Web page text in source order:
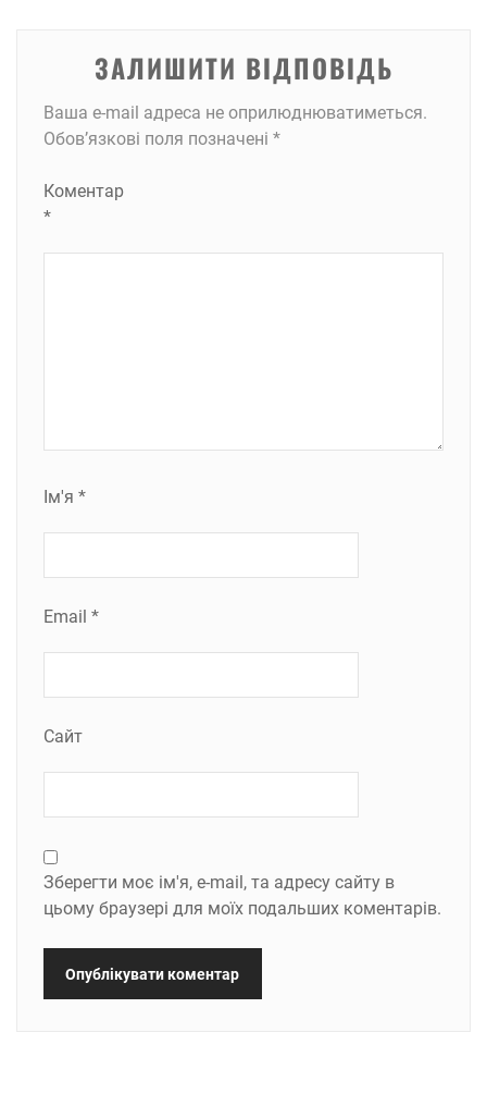
ЗАЛИШИТИ ВІДПОВІДЬ
Ваша e-mail адреса не оприлюднюватиметься.
Обов’язкові поля позначені *
Коментар
*
Ім'я *
Email *
Сайт
Зберегти моє ім'я, e-mail, та адресу сайту в
цьому браузері для моїх подальших коментарів.